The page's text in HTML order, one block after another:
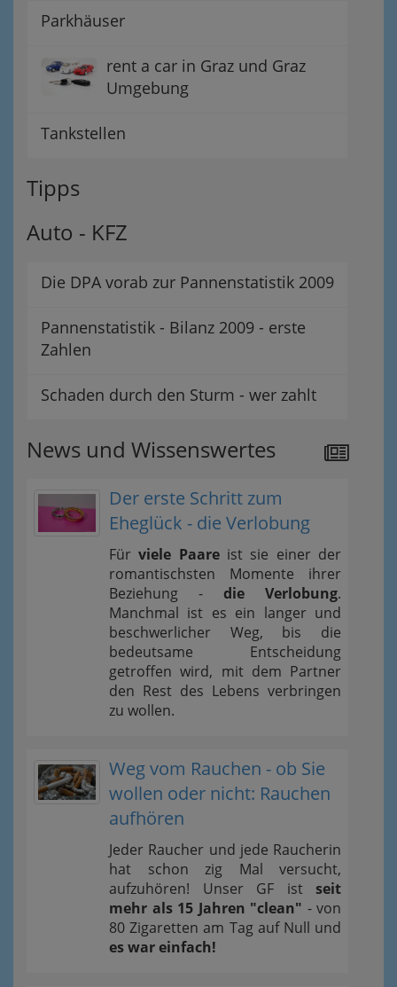
Parkhäuser
rent a car in Graz und Graz
Umgebung
Tankstellen
Tipps
Auto - KFZ
Die DPA vorab zur Pannenstatistik 2009
Pannenstatistik - Bilanz 2009 - erste
Zahlen
Schaden durch den Sturm - wer zahlt
News und Wissenswertes
Der erste Schritt zum
Eheglück - die Verlobung
Fürviele Paareist sie einer der
romantischsten Momente ihrer
Beziehung - die Verlobung.
Manchmal ist es ein langer und
beschwerlicher Weg, bis die
bedeutsame Entscheidung
getroffen wird, mit dem Partner
den Rest des Lebens verbringen
zu wollen.
Weg vom Rauchen - ob Sie
wollen oder nicht: Rauchen
aufhören
Jeder Raucher und jede Raucherin
hat schon zig Mal versucht,
aufzuhören! Unser GF ist seit
mehr als 15 Jahren "clean" - von
80 Zigaretten am Tag auf Null und
es war einfach!